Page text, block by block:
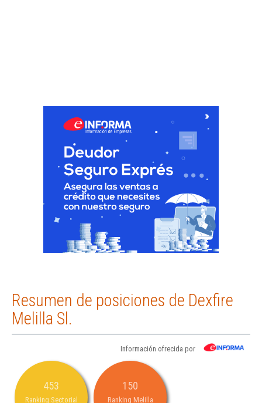
Resumen de posiciones de Dexfire
Melilla Sl.
Información ofrecida por
453
Ranking Sectorial
150
Ranking Melilla